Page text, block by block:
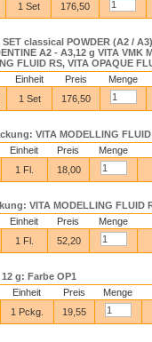
1 Set 176,50
SET classical POWDER (A2 /
A2 - A3,12 g VITA VMK
FLUID RS, VITA OPAQUE
Einheit Preis
Menge
1 Set 176,50
VITA MODELLING
Einheit Preis
Menge
1 Fl. 18,00
VITA MODELLING FLUID
Einheit Preis
Menge
1 Fl. 52,20
12 g: Farbe OP1
Einheit Preis
Menge
1 Pckg. 19,55